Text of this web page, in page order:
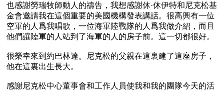
也感謝勞瑞牧師動人的禱告，我想感謝休·休伊特和尼克松基
金會邀請我在這個重要的美國機構發表講話。很高興有一位
空軍的人爲我唱歌，一位海軍陸戰隊的人爲我做介紹，而且
他們讓陸軍的人站到了海軍的人的房子前。這一切都很好。
很榮幸來到約巴林達。尼克松的父親在這裏建了這座房子，
他在這裏出生長大。
感謝尼克松中心董事會和工作人員使我和我的團隊今天的活